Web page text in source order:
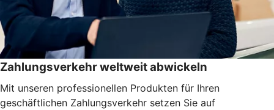
Zahlungsverkehr weltweit abwickeln
Mit unseren professionellen Produkten für Ihren
geschäftlichen Zahlungsverkehr setzen Sie auf